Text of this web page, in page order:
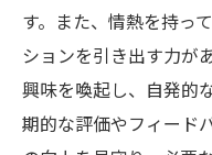
す。また、情熱を持っ
ションを引き出す力が
興味を喚起し、自発的
期的な評価やフィード